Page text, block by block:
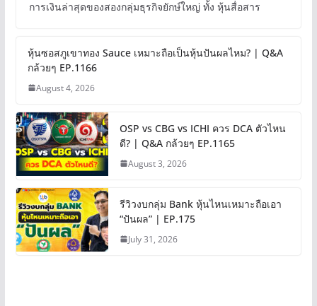
การเงินล่าสุดของสองกลุ่มธุรกิจยักษ์ใหญ่ ทั้ง หุ้นสื่อสาร
หุ้นซอสภูเขาทอง Sauce เหมาะถือเป็นหุ้นปันผลไหม? | Q&A
กล้วยๆ EP.1166
August 4, 2026
OSP vs CBG vs ICHI ควร DCA ตัวไหน
ดี? | Q&A กล้วยๆ EP.1165
August 3, 2026
รีวิวงบกลุ่ม Bank หุ้นไหนเหมาะถือเอา
“ปันผล” | EP.175
July 31, 2026